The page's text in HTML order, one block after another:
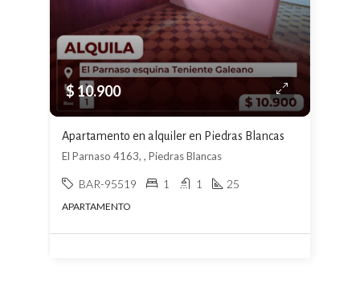
$ 10.900
Apartamento en alquiler en Piedras Blancas
El Parnaso 4163, , Piedras Blancas
BAR-95519 1 1 25
APARTAMENTO